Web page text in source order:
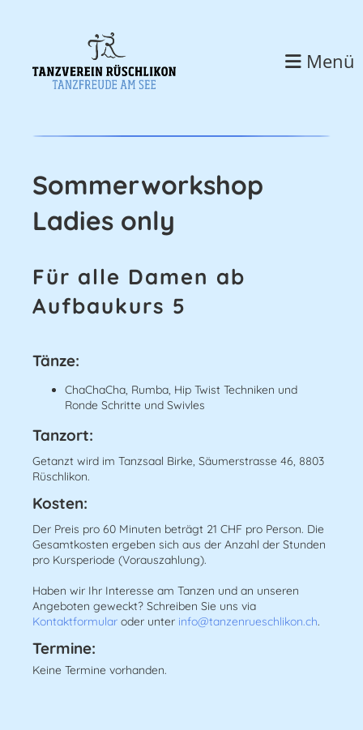
Menü
Sommerworkshop
Ladies only
Für alle Damen ab
Aufbaukurs 5
Tänze:
ChaChaCha, Rumba, Hip Twist Techniken und
Ronde Schritte und Swivles
​Tanzort:
Getanzt wird im Tanzsaal Birke, Säumerstrasse 46, 8803
Rüschlikon.
​Kosten:
Der Preis pro 60 Minuten beträgt 21 CHF pro Person. Die
Gesamtkosten ergeben sich aus der Anzahl der Stunden
pro Kursperiode (Vorauszahlung).
Haben wir Ihr Interesse am Tanzen und an unseren
Angeboten geweckt? Schreiben Sie uns via
Kontaktformular oder unter info@tanzenrueschlikon.ch.
Termine:
Keine Termine vorhanden.